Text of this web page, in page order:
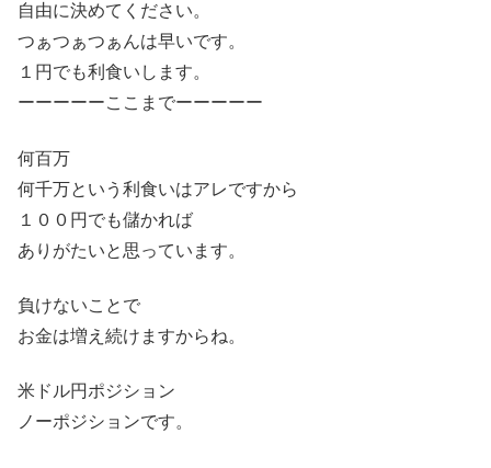
自由に決めてください。
つぁつぁつぁんは早いです。
１円でも利食いします。
ーーーーーここまでーーーーー
何百万
何千万という利食いはアレですから
１００円でも儲かれば
ありがたいと思っています。
負けないことで
お金は増え続けますからね。
米ドル円ポジション
ノーポジションです。